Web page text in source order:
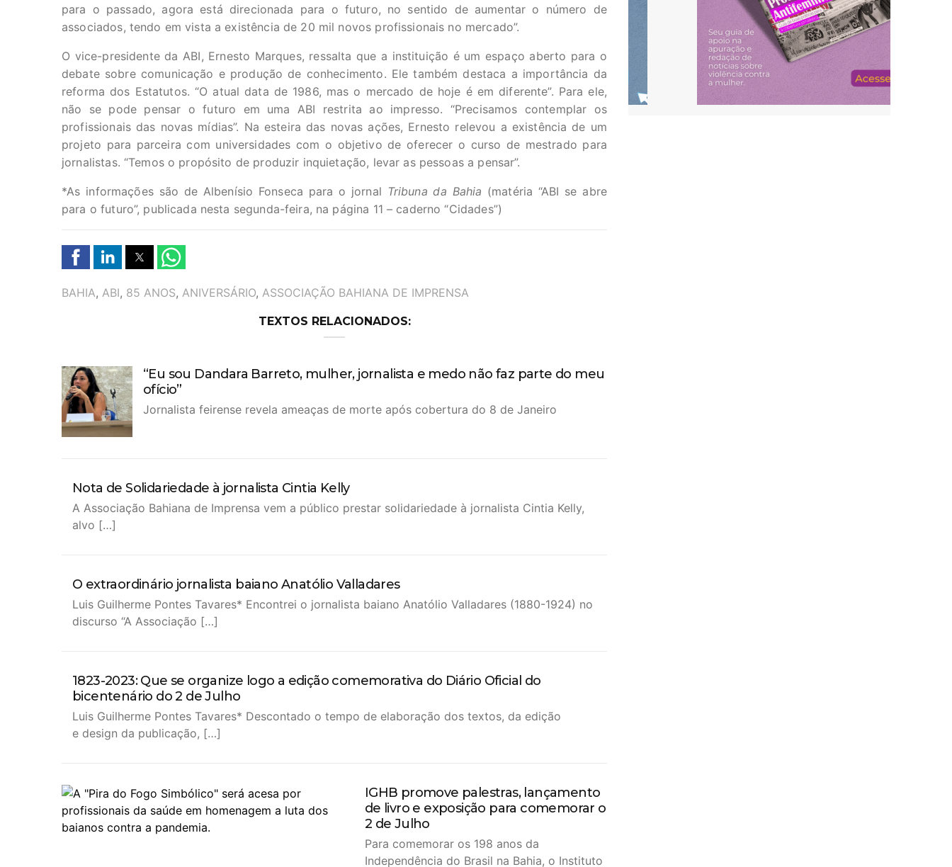
para o passado, agora está direcionada para o futuro, no sentido de aumentar o número de
associados, tendo em vista a existência de 20 mil novos profissionais no mercado”.
O vice-presidente da ABI, Ernesto Marques, ressalta que a instituição é um espaço aberto para o
debate sobre comunicação e produção de conhecimento. Ele também destaca a importância da
reforma dos Estatutos. “O atual data de 1986, mas o mercado de hoje é em diferente”. Para ele,
não se pode pensar o futuro em uma ABI restrita ao impresso. “Precisamos contemplar os
profissionais das novas mídias”. Na esteira das novas ações, Ernesto relevou a existência de um
projeto para parceira com universidades com o objetivo de oferecer o curso de mestrado para
jornalistas. “Temos o propósito de produzir inquietação, levar as pessoas a pensar”.
*As informações são de Albenísio Fonseca para o jornal Tribuna da Bahia (matéria “ABI se abre
para o futuro”, publicada nesta segunda-feira, na página 11 – caderno “Cidades”)
TAGS
BAHIA, ABI, 85 ANOS, ANIVERSÁRIO, ASSOCIAÇÃO BAHIANA DE IMPRENSA
TEXTOS RELACIONADOS:
“Eu sou Dandara Barreto, mulher, jornalista e medo não faz parte do meu
ofício”
Jornalista feirense revela ameaças de morte após cobertura do 8 de Janeiro
Nota de Solidariedade à jornalista Cintia Kelly
A Associação Bahiana de Imprensa vem a público prestar solidariedade à jornalista Cintia Kelly,
alvo […]
O extraordinário jornalista baiano Anatólio Valladares
Luis Guilherme Pontes Tavares* Encontrei o jornalista baiano Anatólio Valladares (1880-1924) no
discurso “A Associação […]
1823-2023: Que se organize logo a edição comemorativa do Diário Oficial do
bicentenário do 2 de Julho
Luis Guilherme Pontes Tavares* Descontado o tempo de elaboração dos textos, da edição
e design da publicação, […]
IGHB promove palestras, lançamento
de livro e exposição para comemorar o
2 de Julho
Para comemorar os 198 anos da
Independência do Brasil na Bahia, o Instituto